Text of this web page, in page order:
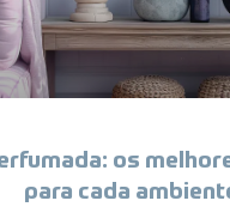
os
para cada